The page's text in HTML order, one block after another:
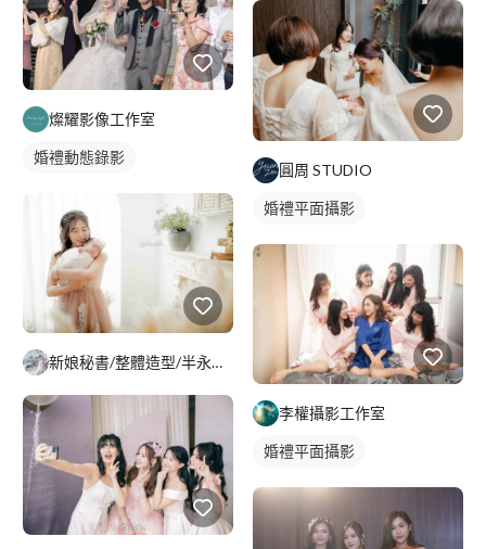
燦耀影像工作室
婚禮動態錄影
新娘秘書/整體造型/半永久 Penny
圓周 STUDIO
婚禮平面攝影
李權攝影工作室
婚禮平面攝影